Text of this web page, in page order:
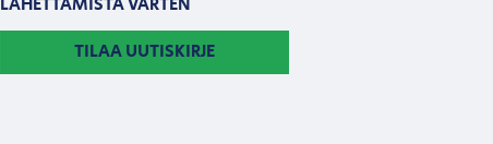
LÄHETTÄMISTÄ VARTEN
TILAA UUTISKIRJE